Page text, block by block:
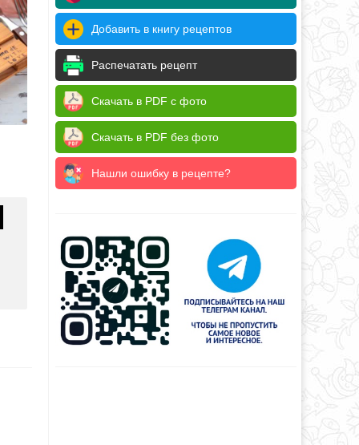
Добавить в книгу рецептов
Распечатать рецепт
Скачать в PDF с фото
Скачать в PDF без фото
Нашли ошибку в рецепте?